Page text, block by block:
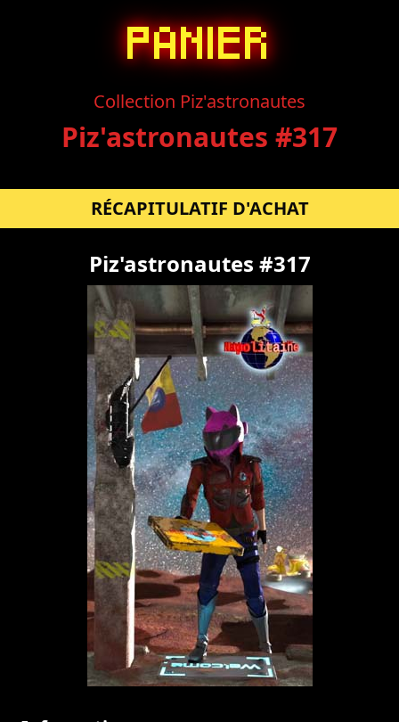
PANIER
Collection Piz'astronautes
Piz'astronautes #317
RÉCAPITULATIF D'ACHAT
Piz'astronautes #317